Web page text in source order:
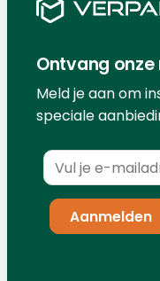
Ontvang
Meld je aan om
speciale